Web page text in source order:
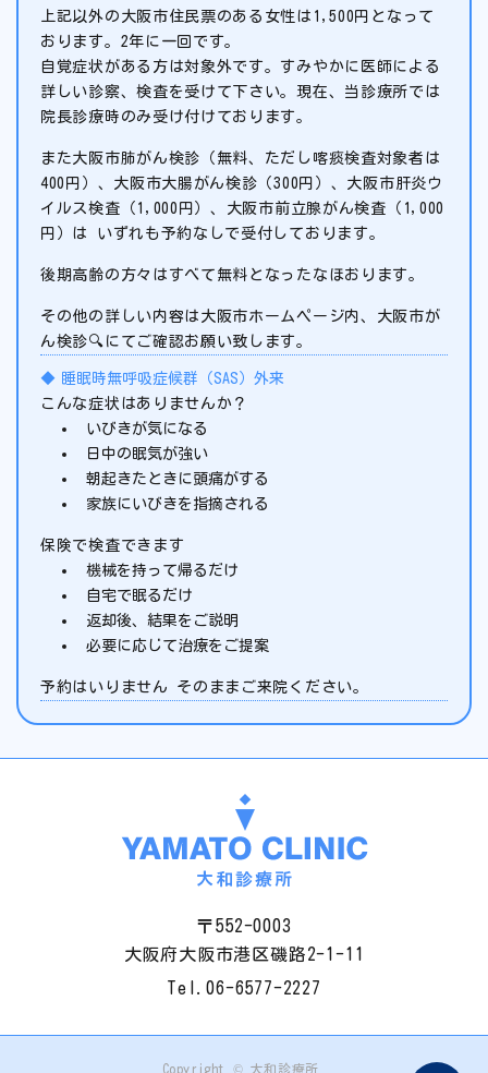
上記以外の大阪市住民票のある女性は1,500円となって
おります。2年に一回です。
自覚症状がある方は対象外です。すみやかに医師による
詳しい診察、検査を受けて下さい。現在、当診療所では
院長診療時のみ受け付けております。
また大阪市肺がん検診（無料、ただし喀痰検査対象者は
400円）、大阪市大腸がん検診（300円）、大阪市肝炎ウ
イルス検査（1,000円）、大阪市前立腺がん検査（1,000
円）は いずれも予約なしで受付しております。
後期高齢の方々はすべて無料となったなほおります。
その他の詳しい内容は大阪市ホームページ内、大阪市が
ん検診🔍にてご確認お願い致します。
睡眠時無呼吸症候群（SAS）外来
こんな症状はありませんか？
いびきが気になる
日中の眠気が強い
朝起きたときに頭痛がする
家族にいびきを指摘される
保険で検査できます
機械を持って帰るだけ
自宅で眠るだけ
返却後、結果をご説明
必要に応じて治療をご提案
予約はいりません そのままご来院ください。
〒552-0003
大阪府大阪市港区磯路2-1-11
Tel.06-6577-2227
Copyright © 大和診療所